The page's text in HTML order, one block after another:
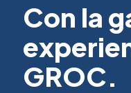
Con la
GROC.